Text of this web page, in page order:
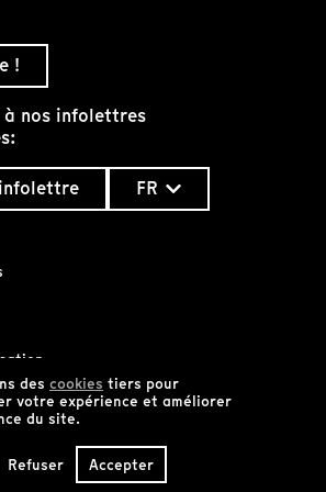
des cookies tiers pour
votre expérience et améliorer
du site.
Refuser Accepter
!
à nos infolettres
FR